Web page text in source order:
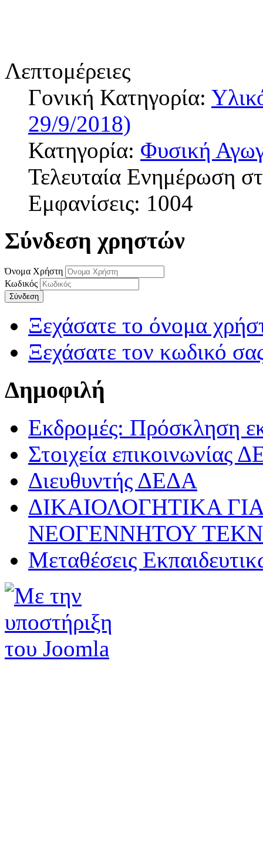
Λεπτομέρειες
Γονική Κατηγορία:
29/9/2018)
Κατηγορία: Φυσική
Τελευταία Ενημέρωση
Εμφανίσεις: 1004
Σύνδεση χρηστών
Όνομα Χρήστη
Κωδικός
Σύνδεση
Ξεχάσατε το όνομα
Ξεχάσατε τον κωδικό
Δημοφιλή
Εκδρομές: Πρόσκληση
Στοιχεία επικοινωνίας
Διευθυντής ΔΕΔΑ
ΔΙΚΑΙΟΛΟΓΗΤΙΚΑ
ΝΕΟΓΕΝΝΗΤΟΥ
Μεταθέσεις